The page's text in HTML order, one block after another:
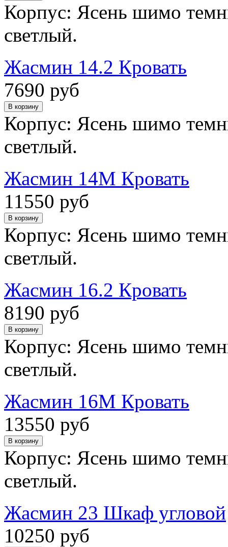
Корпус: Ясень шимо
светлый.
Жасмин 14.2 Кровать
7690 руб
Корпус: Ясень шимо
светлый.
Жасмин 14М Кровать
11550 руб
Корпус: Ясень шимо
светлый.
Жасмин 16.2 Кровать
8190 руб
Корпус: Ясень шимо
светлый.
Жасмин 16М Кровать
13550 руб
Корпус: Ясень шимо
светлый.
Жасмин 23 Шкаф угловой
10250 руб